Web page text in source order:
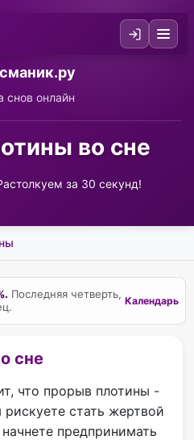
снов онлайн
во сне
за 30 секунд!
Последняя четверть,
Календарь
сне
что прорыв плотины -
стать жертвой
предпринимать